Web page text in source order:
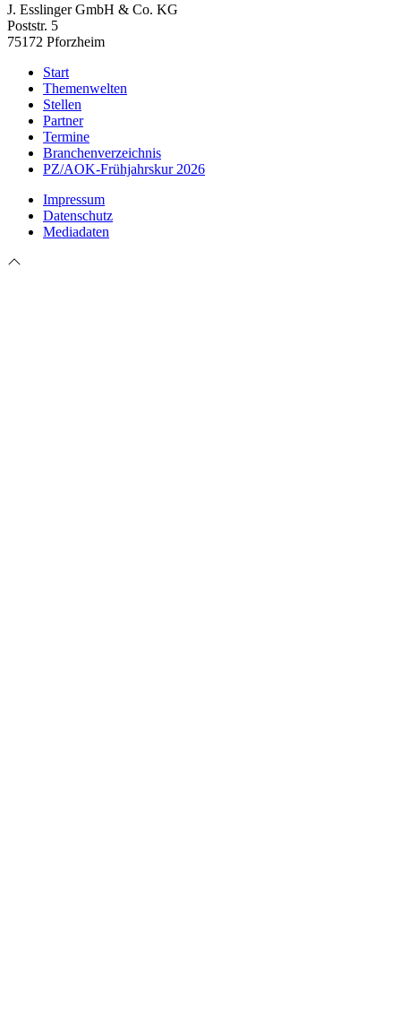
J. Esslinger GmbH & Co. KG
Poststr. 5
75172 Pforzheim
Start
Themenwelten
Stellen
Partner
Termine
Branchenverzeichnis
PZ/AOK-Frühjahrskur 2026
Impressum
Datenschutz
Mediadaten